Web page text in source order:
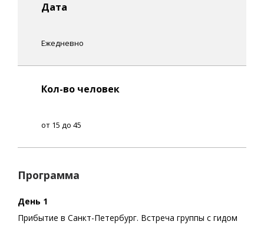
Дата
Ежедневно
Кол-во человек
от 15 до 45
Программа
День 1
Прибытие в Санкт-Петербург. Встреча группы с гидом